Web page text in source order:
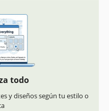
todo
y diseños según tu estilo o